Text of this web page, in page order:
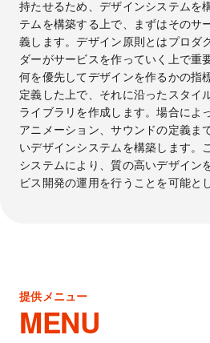
持たせるため、デザインシステムを
テムを構築する上で、まずはそのサ
義します。デザイン原則とはプロダ
ダーがサービスを作っていく上で重
何を優先してデザインを作るかの指
定義した上で、それに沿ったスタイ
ライブラリを作成します。場合によ
アニメーション、サウンドの定義ま
いデザインシステムを構築します。
システムにより、質の高いデザイン
ビス開発の運用を行うことを可能と
提供メニュー
MENU